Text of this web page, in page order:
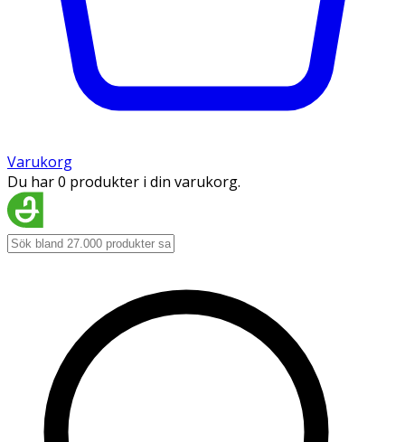
Varukorg
Du har 0 produkter i din varukorg.